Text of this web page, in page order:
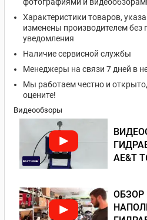
Характеристики товаров,
изменены производителем без
уведомления
Наличие сервисной службы
Менеджеры на связи 7 дней в
Мы работаем честно и
оцените!
Видеообзоры
AE&T
ОБЗОР